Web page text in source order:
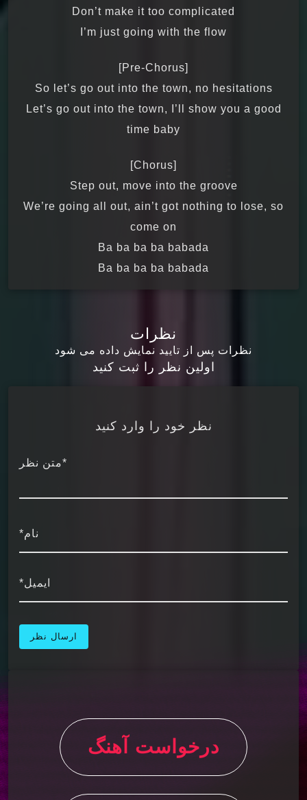
Don’t make it too complicated
I’m just going with the flow
[Pre-Chorus]
So let’s go out into the town, no hesitations
Let’s go out into the town, I’ll show you a good
time baby
Step out, move into the groove
We’re going all out, ain’t got nothing to lose, so
come on
Ba ba ba ba babada
Ba ba ba ba babada
نظرات
نظرات پس از تایید نمایش داده می شود
اولین نظر را ثبت کنید
نظر خود را وارد کنید
*متن نظر
نام*
ایمیل*
درخواست آهنگ